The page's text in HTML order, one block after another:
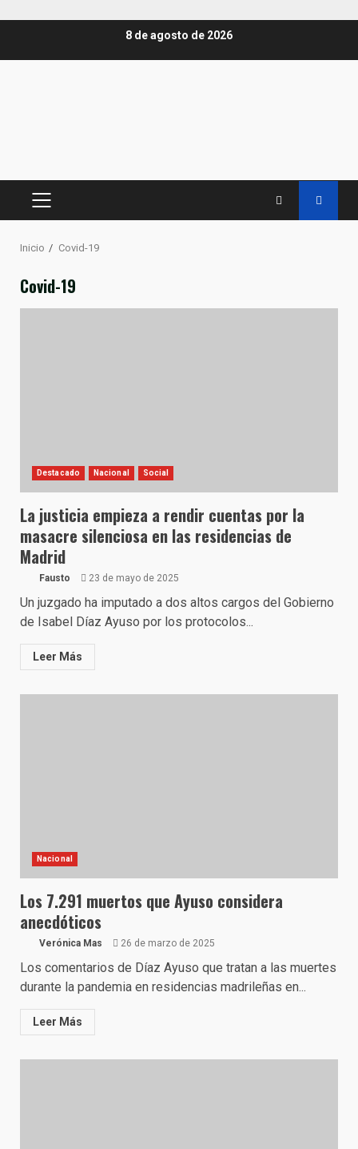
8 de agosto de 2026
MENÚ
Inicio Covid-19
Covid-19
Destacado Nacional Social
La justicia empieza a rendir cuentas por la
masacre silenciosa en las residencias de
Madrid
Fausto 23 de mayo de 2025
Un juzgado ha imputado a dos altos cargos del Gobierno
de Isabel Díaz Ayuso por los protocolos...
Leer Más
Nacional
Los 7.291 muertos que Ayuso considera
anecdóticos
Verónica Mas 26 de marzo de 2025
Los comentarios de Díaz Ayuso que tratan a las muertes
durante la pandemia en residencias madrileñas en...
Leer Más